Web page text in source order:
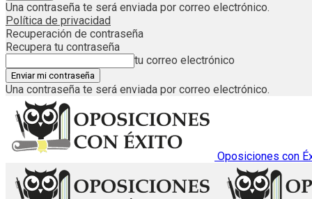
Una contraseña te será enviada por correo electrónico.
Política de privacidad
Recuperación de contraseña
Recupera tu contraseña
tu correo electrónico
Una contraseña te será enviada por correo electrónico.
Oposiciones con